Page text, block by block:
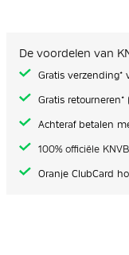
De voordelen van
Gratis verzending*
Gratis retourneren*
Achteraf betalen
100% officiële
Oranje ClubCard